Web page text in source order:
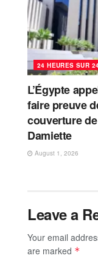
24 HEURES SUR
L’Égypte
faire preuve
couverture
Damiette
August 1, 2026
Leave a
Your email
are marked *